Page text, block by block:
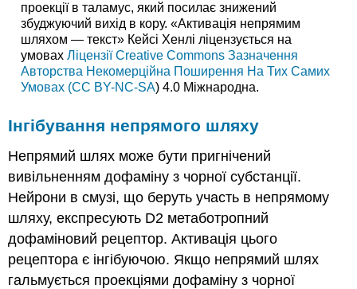
проекції в таламус, який посилає знижений
збуджуючий вихід в кору. «Активація непрямим
шляхом — текст» Кейсі Хенлі ліцензується на
умовах Ліцензії Creative Commons Зазначення
Авторства Некомерційна Поширення На Тих Самих
Умовах (CC BY-NC-SA) 4.0 Міжнародна.
Інгібування непрямого шляху
Непрямий шлях може бути пригнічений
вивільненням дофаміну з чорної субстанції.
Нейрони в смузі, що беруть участь в непрямому
шляху, експресують D2 метаботропний
дофаміновий рецептор. Активація цього
рецептора є інгібуючою. Якщо непрямий шлях
гальмується проекціями дофаміну з чорної